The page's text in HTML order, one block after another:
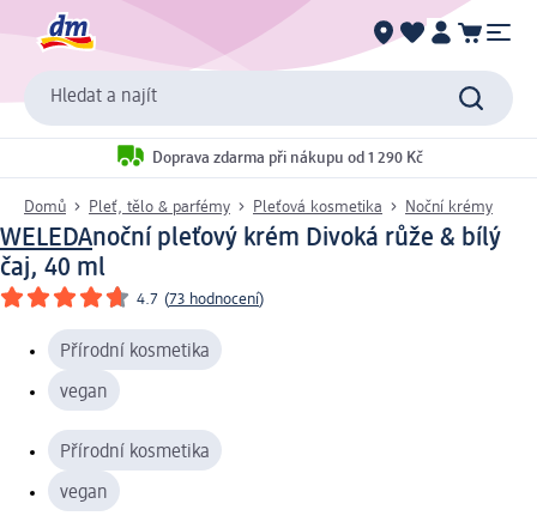
Hledat a najít
Doprava zdarma při nákupu od 1 290 Kč
Domů Pleť, tělo & parfémy Pleťová kosmetika Noční krémy
WELEDAnoční pleťový krém Divoká růže & bílý
čaj, 40 ml
4.7 (73 hodnocení)
Přírodní kosmetika
vegan
Přírodní kosmetika
vegan